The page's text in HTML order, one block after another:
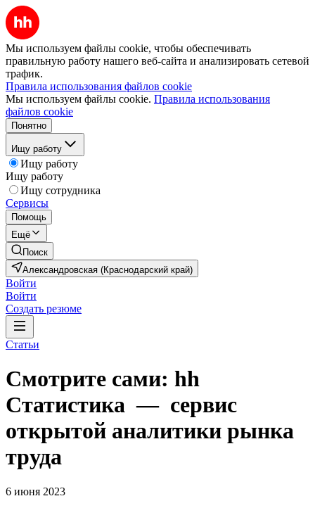
Мы используем файлы cookie, чтобы обеспечивать
правильную работу нашего веб-сайта и анализировать сетевой
трафик.
Правила использования файлов cookie
Мы используем файлы cookie. Правила использования
файлов cookie
Понятно
Ищу работу
Ищу работу
Ищу работу
Ищу сотрудника
Сервисы
Помощь
Ещё
Поиск
Александровская (Краснодарский край)
Войти
Войти
Создать резюме
Статьи
Смотрите сами: hh
Cтатистика — сервис
открытой аналитики рынка
труда
6 июня 2023